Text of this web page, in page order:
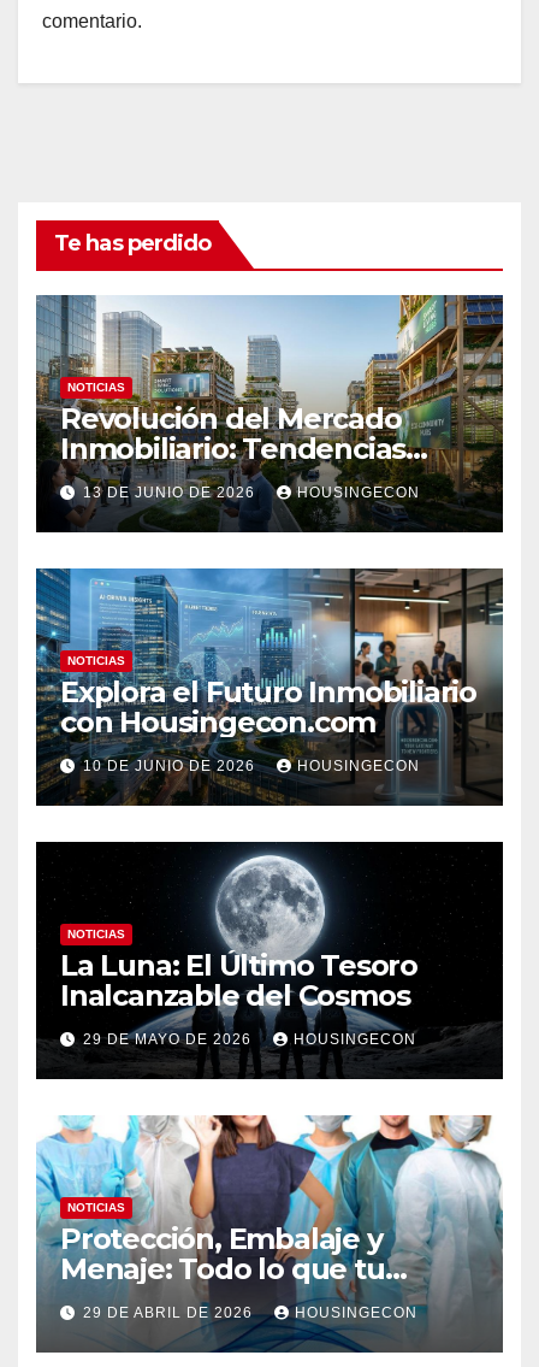
comentario.
Te has perdido
NOTICIAS
Revolución del Mercado
Inmobiliario: Tendencias
Clave 2023
13 DE JUNIO DE 2026 HOUSINGECON
NOTICIAS
Explora el Futuro Inmobiliario
con Housingecon.com
10 DE JUNIO DE 2026 HOUSINGECON
NOTICIAS
La Luna: El Último Tesoro
Inalcanzable del Cosmos
29 DE MAYO DE 2026 HOUSINGECON
NOTICIAS
Protección, Embalaje y
Menaje: Todo lo que tu
negocio necesita en un solo
lugar
29 DE ABRIL DE 2026 HOUSINGECON